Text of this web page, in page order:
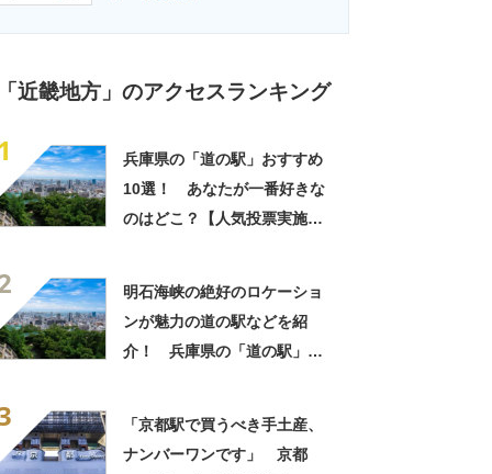
「近畿地方」のアクセスランキング
兵庫県の「道の駅」おすすめ
10選！ あなたが一番好きな
のはどこ？【人気投票実施
明石海峡の絶好のロケーショ
ンが魅力の道の駅などを紹
介！ 兵庫県の「道の駅」お
「京都駅で買うべき手土産、
ナンバーワンです」 京都